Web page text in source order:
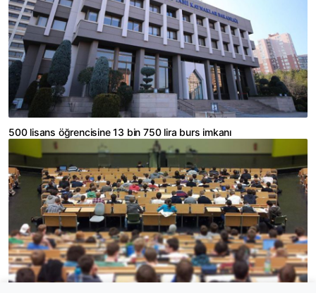
500 lisans öğrencisine 13 bin 750 lira burs imkanı